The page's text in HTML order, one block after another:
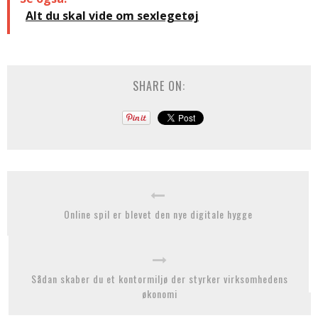
Alt du skal vide om sexlegetøj
SHARE ON:
Online spil er blevet den nye digitale hygge
Sådan skaber du et kontormiljø der styrker virksomhedens
økonomi